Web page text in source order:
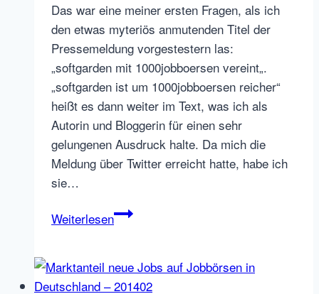
Das war eine meiner ersten Fragen, als ich
den etwas myteriös anmutenden Titel der
Pressemeldung vorgestestern las:
„softgarden mit 1000jobboersen vereint„.
„softgarden ist um 1000jobboersen reicher“
heißt es dann weiter im Text, was ich als
Autorin und Bloggerin für einen sehr
gelungenen Ausdruck halte. Da mich die
Meldung über Twitter erreicht hatte, habe ich
sie…
Weiterlesensoftgarden
Kooperation
oder